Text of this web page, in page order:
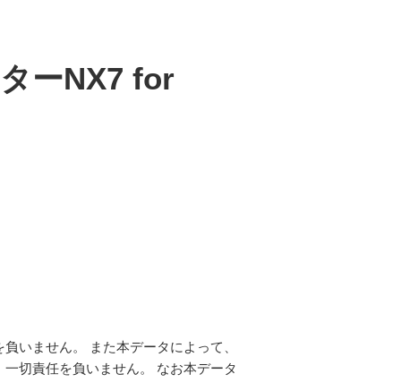
ーNX7 for
いません。 また本データによって、
切責任を負いません。 なお本データ